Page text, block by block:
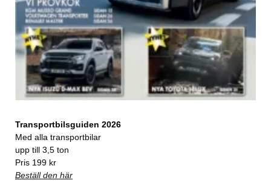
Transportbilsguiden 2026
Med alla transportbilar
upp till 3,5 ton
Pris 199 kr
Beställ den här